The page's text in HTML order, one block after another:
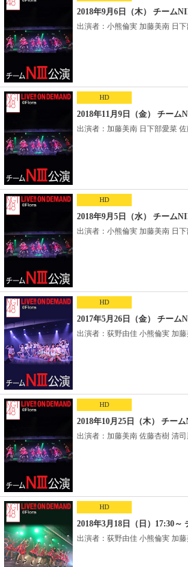
2018年9月6日（木） チーム
出演者：小熊倫実 加藤美南 日下
HD
2018年11月9日（金） チー
出演者：加藤美南 日下部愛菜 佐
HD
2018年9月5日（水） チーム
出演者：小熊倫実 加藤美南 日下
HD
2017年5月26日（金） チー
出演者：荻野由佳 小熊倫実 加藤
HD
2018年10月25日（木） チー
出演者：加藤美南 佐藤杏樹 清司
HD
2018年3月18日（日）17:30
出演者：荻野由佳 小熊倫実 加藤